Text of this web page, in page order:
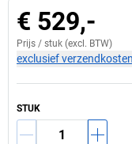
€ 529,-
Prijs / stuk (excl. BTW)
exclusief verzendkosten
STUK